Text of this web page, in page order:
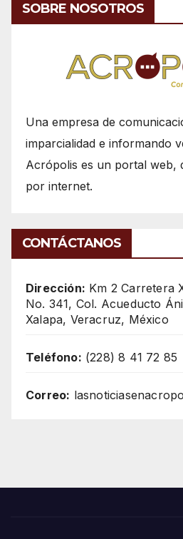
SOBRE NOSOTROS
Una empresa de
imparcialidad e informando
Acrópolis es un portal web,
por internet.
CONTÁCTANOS
Dirección: Km 2 Carretera
No. 341, Col. Acueducto
Xalapa, Veracruz, México
Teléfono: (228) 8 41 72 85
Correo: